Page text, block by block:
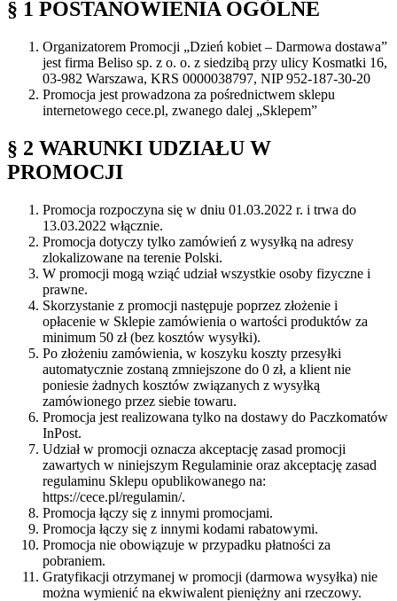
§ 1 POSTANOWIENIA OGÓLNE
Organizatorem Promocji „Dzień kobiet – Darmowa dostawa”
jest firma Beliso sp. z o. o. z siedzibą przy ulicy Kosmatki 16,
03-982 Warszawa, KRS 0000038797, NIP 952-187-30-20
Promocja jest prowadzona za pośrednictwem sklepu
internetowego cece.pl, zwanego dalej „Sklepem”
§ 2 WARUNKI UDZIAŁU W
PROMOCJI
Promocja rozpoczyna się w dniu 01.03.2022 r. i trwa do
13.03.2022 włącznie.
Promocja dotyczy tylko zamówień z wysyłką na adresy
zlokalizowane na terenie Polski.
W promocji mogą wziąć udział wszystkie osoby fizyczne i
prawne.
Skorzystanie z promocji następuje poprzez złożenie i
opłacenie w Sklepie zamówienia o wartości produktów za
minimum 50 zł (bez kosztów wysyłki).
Po złożeniu zamówienia, w koszyku koszty przesyłki
automatycznie zostaną zmniejszone do 0 zł, a klient nie
poniesie żadnych kosztów związanych z wysyłką
zamówionego przez siebie towaru.
Promocja jest realizowana tylko na dostawy do Paczkomatów
InPost.
Udział w promocji oznacza akceptację zasad promocji
zawartych w niniejszym Regulaminie oraz akceptację zasad
regulaminu Sklepu opublikowanego na:
https://cece.pl/regulamin/.
Promocja łączy się z innymi promocjami.
Promocja łączy się z innymi kodami rabatowymi.
Promocja nie obowiązuje w przypadku płatności za
pobraniem.
Gratyfikacji otrzymanej w promocji (darmowa wysyłka) nie
można wymienić na ekwiwalent pieniężny ani rzeczowy.